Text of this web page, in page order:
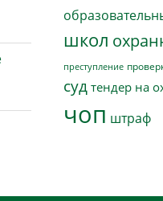
школ
преступление
суд тендер на
чоп штраф